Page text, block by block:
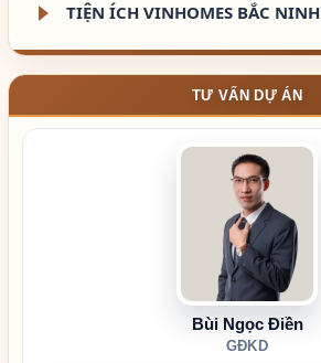
TIỆN ÍCH VINHOMES BẮC NINH
TƯ VẤN DỰ ÁN
Bùi Ngọc Điền
GĐKD